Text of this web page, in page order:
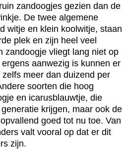
zandoogjes gezien dan de
De twee algemene
witje en klein koolwitje, staan
plek en zijn heel veel
zandoogje vliegt lang niet op
aanwezig is kunnen er
meer dan duizend per
soorten die hoog
en icarusblauwtje, die
krijgen, maar ook de
goed tot nu toe. Van
valt vooral op dat er dit
zijn.